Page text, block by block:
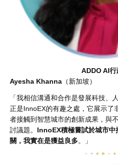
ADDO AI
Ayesha Khanna （新加坡）
「我相信溝通和合作是發展科技、
正是InnoEX的有趣之處，它展示了
者接觸到智慧城市的創新成果，與
討議題。 InnoEX積極嘗試於城市
關，我實在是獲益良多。」